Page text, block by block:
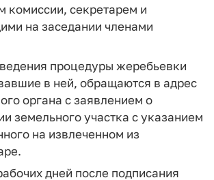
комиссии, секретарем и
на заседании членами
процедуры жеребьевки
в ней, обращаются в адрес
органа с заявлением о
земельного участка с указанием
на извлеченном из
дней после подписания